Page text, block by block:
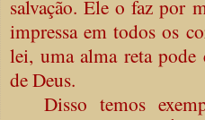
salvação. Ele o faz por
impressa em todos os
lei, uma alma reta pode
de Deus.
Disso temos